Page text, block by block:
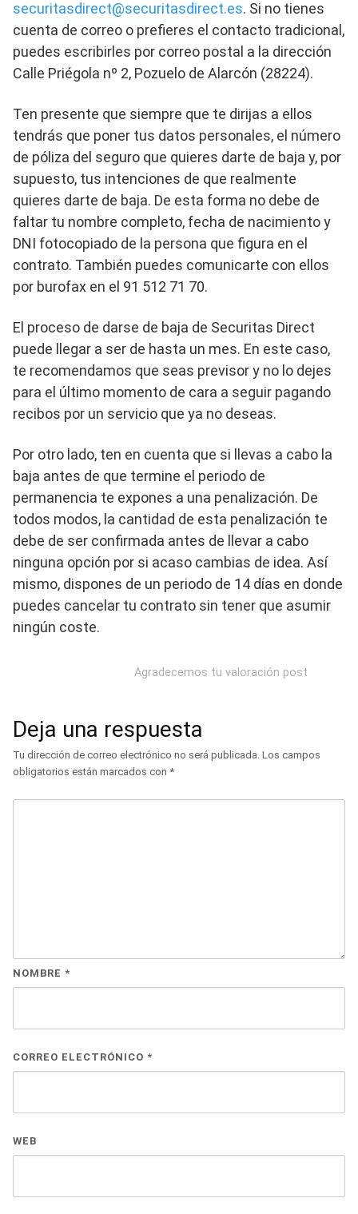
securitasdirect@securitasdirect.es. Si no tienes
cuenta de correo o prefieres el contacto tradicional,
puedes escribirles por correo postal a la dirección
Calle Priégola nº 2, Pozuelo de Alarcón (28224).
Ten presente que siempre que te dirijas a ellos
tendrás que poner tus datos personales, el número
de póliza del seguro que quieres darte de baja y, por
supuesto, tus intenciones de que realmente
quieres darte de baja. De esta forma no debe de
faltar tu nombre completo, fecha de nacimiento y
DNI fotocopiado de la persona que figura en el
contrato. También puedes comunicarte con ellos
por burofax en el 91 512 71 70.
El proceso de darse de baja de Securitas Direct
puede llegar a ser de hasta un mes. En este caso,
te recomendamos que seas previsor y no lo dejes
para el último momento de cara a seguir pagando
recibos por un servicio que ya no deseas.
Por otro lado, ten en cuenta que si llevas a cabo la
baja antes de que termine el periodo de
permanencia te expones a una penalización. De
todos modos, la cantidad de esta penalización te
debe de ser confirmada antes de llevar a cabo
ninguna opción por si acaso cambias de idea. Así
mismo, dispones de un periodo de 14 días en donde
puedes cancelar tu contrato sin tener que asumir
ningún coste.
Agradecemos tu valoración post
Deja una respuesta
Tu dirección de correo electrónico no será publicada. Los campos
obligatorios están marcados con *
NOMBRE *
CORREO ELECTRÓNICO *
WEB